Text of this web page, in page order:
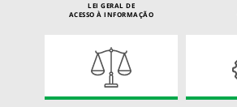
LEI GERAL DE
ACESSO À INFORMAÇÃO